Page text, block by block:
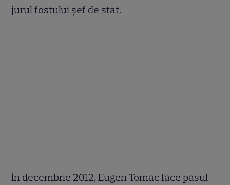
jurul fostului șef de stat.
În decembrie 2012, Eugen Tomac face pasul